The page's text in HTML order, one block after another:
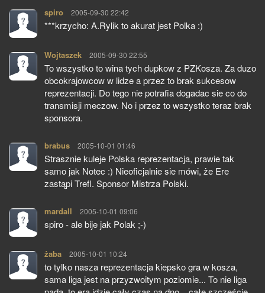
spiro pisze:
2005-09-30 22:42
***krzycho: A.Rylik to akurat jest Polka :)
Wojtaszek pisze:
2005-09-30 22:55
To wszystko to wina tych dupkow z PZKosza. Za duzo
obcokrajowcow w lidze a przez to brak sukcesow
reprezentacji. Do tego nie potrafia dogadac sie co do
transmisji meczow. No i przez to wszystko teraz brak
sponsora.
brabus pisze:
2005-10-01 01:46
Strasznie kuleje Polska reprezentacja, prawie tak
samo jak Notec :) Nieoficjalnie sie mówi, że Ere
zastąpi Trefl. Sponsor Mistrza Polski.
mardall pisze:
2005-10-01 09:06
spiro - ale bije jak Polak ;-)
żaba pisze:
2005-10-01 10:24
to tylko nasza reprezentacja kiepsko gra w kosza,
sama liga jest na przyzwoitym poziomie... To nie liga